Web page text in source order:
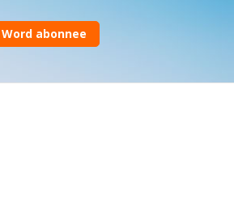
Word abonnee